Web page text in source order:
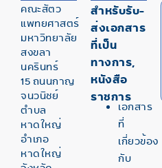
คณะสัตว
แพทยศาสตร์
มหาวิทยาลัย
สงขลา
นครินทร์
15 ถนนกาญ
จนวนิชย์
ตำบล
หาดใหญ่
อำเภอ
หาดใหญ่
สำหรับรับ-
ส่งเอกสาร
ที่เป็น
ทางการ,
หนังสือ
ราชการ
เอกสาร
ที่
เกี่ยวข้อง
กับ